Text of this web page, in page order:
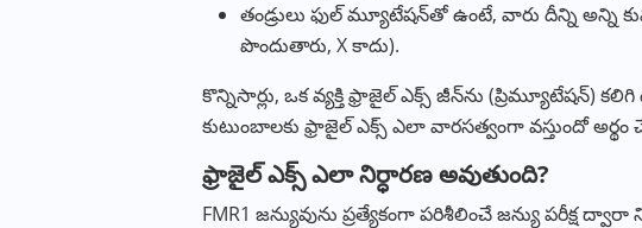
తండ్రులు ఫుల్ మ్యూటేషన్‌తో ఉంటే, వారు దీన్ని అన్ని
పొందుతారు, X కాదు).
కొన్నిసార్లు, ఒక వ్యక్తి ఫ్రాజైల్ ఎక్స్ జీన్‌ను (ప్రిమ్యూటేషన్)
కుటుంబాలకు ఫ్రాజైల్ ఎక్స్ ఎలా వారసత్వంగా వస్తుందో
ఫ్రాజైల్ ఎక్స్ ఎలా నిర్ధారణ అవుతుంది?
FMR1 జన్యువును ప్రత్యేకంగా పరిశీలించే జన్యు పరీక్ష